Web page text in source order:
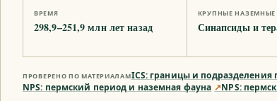
ВРЕМЯ
298,9–251,9 млн лет назад
КРУПНЫЕ НАЗЕМНЫЕ
Синапсиды и
ПРОВЕРЕНО ПО МАТЕРИАЛАМICS: границы и подразделения
NPS: пермский период и наземная фауна ↗NPS: